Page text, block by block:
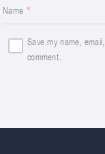
Name
Save my name,
comment.